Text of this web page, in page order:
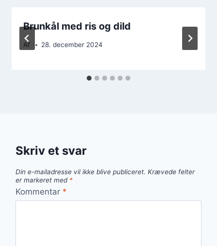
Brunkål med ris og dild
Af 28. december 2024
Skriv et svar
Din e-mailadresse vil ikke blive publiceret. Krævede felter
er markeret med *
Kommentar *